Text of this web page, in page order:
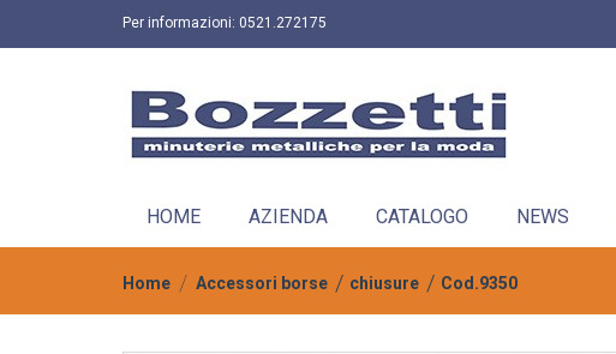
Per informazioni: 0521.272175
HOME AZIENDA CATALOGO NEWS
Home Accessori borse chiusure Cod.9350